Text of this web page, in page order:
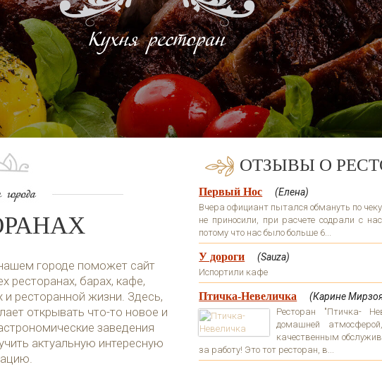
городе поможет сайт
ресторанах, барах, кафе,
и ресторанной жизни. Здесь,
открывать что-то новое и
заведения
актуальную интересную
ОТЗЫВЫ О
Первый Нос (Елена)
Вчера официант пытался обмануть по
не приносили, при расчете содрали с
потому что нас было больше 6...
У дороги (Sauza)
Испортили кафе
Птичка-Невеличка (Карине
Ресторан "Птичка-
домашней
качественным
за работу! Это тот ресторан, в...